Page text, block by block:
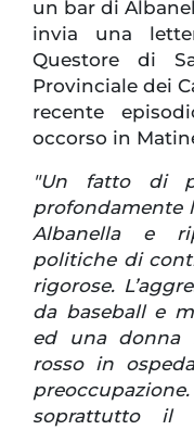
un bar di
invia una
Questore di
Provinciale dei
recente
occorso in
"Un fatto di
profondamente
Albanella e
politiche di
rigorose.
da baseball e
ed una donna
rosso in
soprattutto il